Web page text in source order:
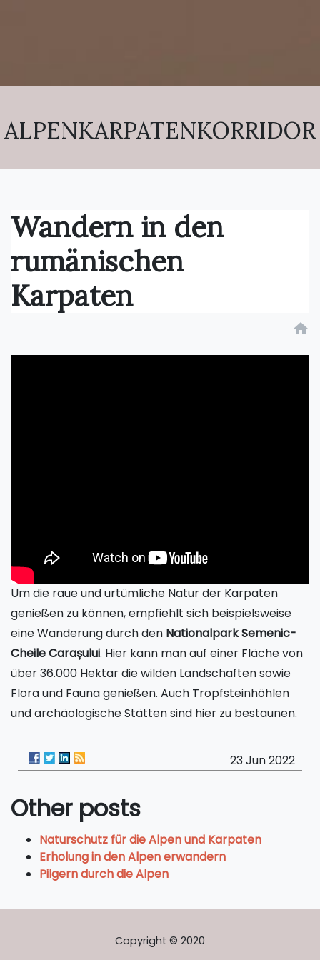
ALPENKARPATENKORRIDOR
Wandern in den
rumänischen
Karpaten
home
Um die raue und urtümliche Natur der Karpaten
genießen zu können, empfiehlt sich beispielsweise
eine Wanderung durch den Nationalpark Semenic-
Cheile Carașului. Hier kann man auf einer Fläche von
über 36.000 Hektar die wilden Landschaften sowie
Flora und Fauna genießen. Auch Tropfsteinhöhlen
und archäologische Stätten sind hier zu bestaunen.
23 Jun 2022
Other posts
Naturschutz für die Alpen und Karpaten
Erholung in den Alpen erwandern
Pilgern durch die Alpen
Copyright © 2020